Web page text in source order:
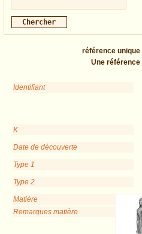
référence unique
Une référence
Identifiant
K
Date de découverte
Type 1
Type 2
Matière
Remarques matière